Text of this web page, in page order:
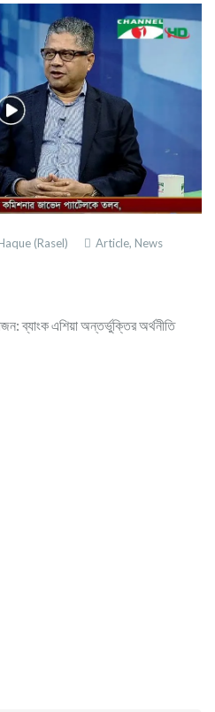
(Rasel) Article, News
ব্যাংক এশিয়া অন্তর্ভুক্তির অর্থনীতি